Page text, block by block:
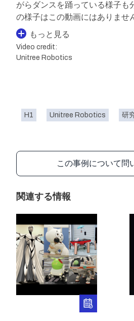
がらダンスを踊っている様子も
の様子はこの動画にはありませ
もっと見る
Video credit:
Unitree Robotics
H1 Unitree Robotics 研
この事例について問
関連する情報